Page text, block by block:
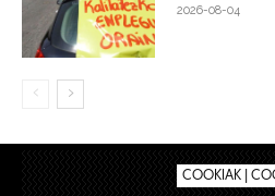
2026-08-04
COOKIAK |